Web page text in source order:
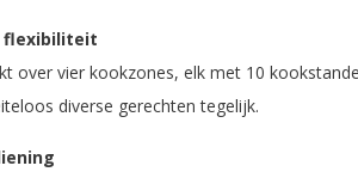
flexibiliteit
over vier kookzones, elk met 10
diverse gerechten tegelijk.